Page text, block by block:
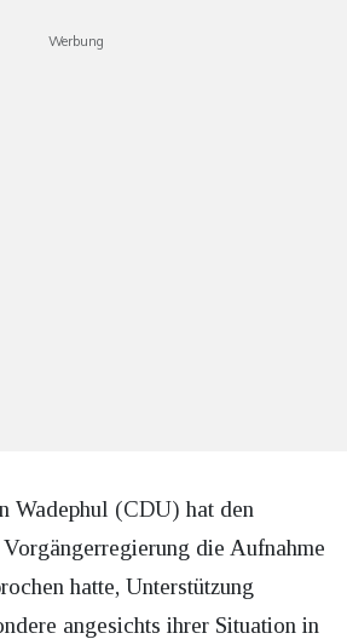
Werbung
Wadephul (CDU) hat den
die Aufnahme
hatte, Unterstützung
angesichts ihrer Situation in